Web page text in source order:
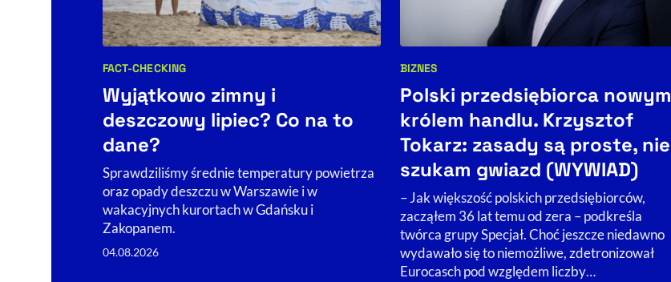
Kategorie artykułu:
FACT-CHECKING
Wyjątkowo zimny i
deszczowy lipiec? Co na to
dane?
Sprawdziliśmy średnie temperatury powietrza
oraz opady deszczu w Warszawie i w
wakacyjnych kurortach w Gdańsku i
Zakopanem.
04.08.2026
Kategorie artykułu:
BIZNES
Polski przedsiębiorca nowym
królem handlu. Krzysztof
Tokarz: zasady są proste, nie
szukam gwiazd (WYWIAD)
– Jak większość polskich przedsiębiorców,
zacząłem 36 lat temu od zera – podkreśla
twórca grupy Specjał. Choć jeszcze niedawno
wydawało się to niemożliwe, zdetronizował
Eurocasch pod względem liczby…